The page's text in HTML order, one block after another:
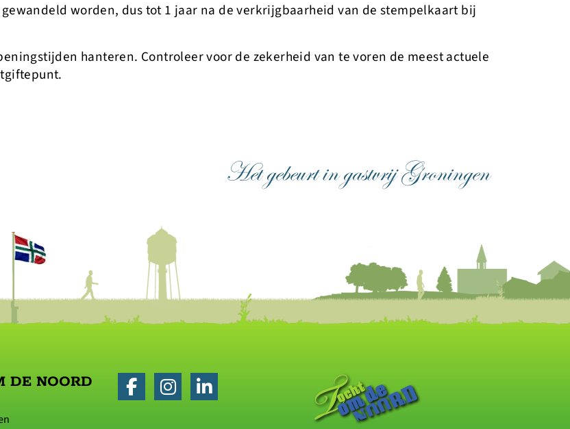
worden, dus tot 1 jaar na de verkrijgbaarheid van de stempelkaart bij
hanteren. Controleer voor de zekerheid van te voren de meest actuele
DE NOORD